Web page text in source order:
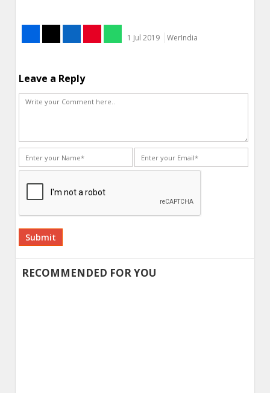
1 Jul 2019 WerIndia
Leave a Reply
Alternative:
RECOMMENDED FOR YOU